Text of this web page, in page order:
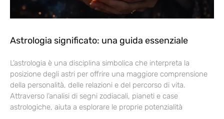
Astrologia significato: una guida essenziale
L’astrologia è una disciplina simbolica che interpreta la
posizione degli astri per offrire una maggiore comprensione
della personalità, delle relazioni e del percorso di vita.
Attraverso l’analisi di segni zodiacali, pianeti e case
astrologiche, aiuta a esplorare le proprie potenzialità